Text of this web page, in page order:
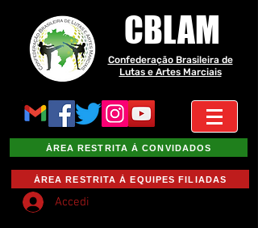
CBLAM
Confederação Brasileira de
Lutas e Artes Marciais
ÁREA RESTRITA À CONVIDADOS
ÁREA RESTRITA À EQUIPES FILIADAS
Accedi